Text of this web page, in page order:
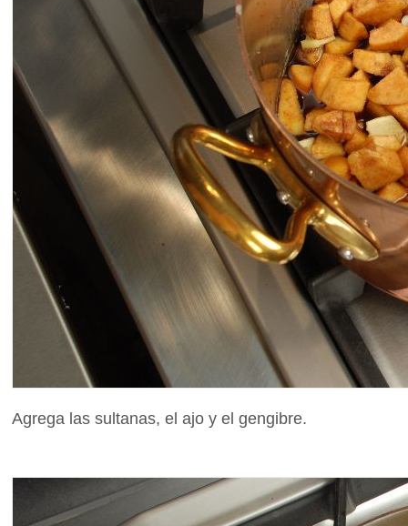
Agrega las sultanas, el ajo y el gengibre.